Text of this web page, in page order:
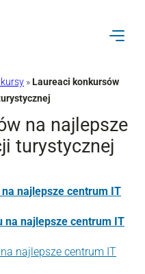
»Laureaci konkursów
na najlepsze
turystycznej
najlepsze centrum IT
na najlepsze centrum IT
najlepsze centrum IT